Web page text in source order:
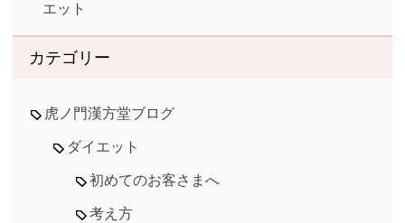
エット
カテゴリー
虎ノ門漢方堂ブログ
ダイエット
初めてのお客さまへ
考え方